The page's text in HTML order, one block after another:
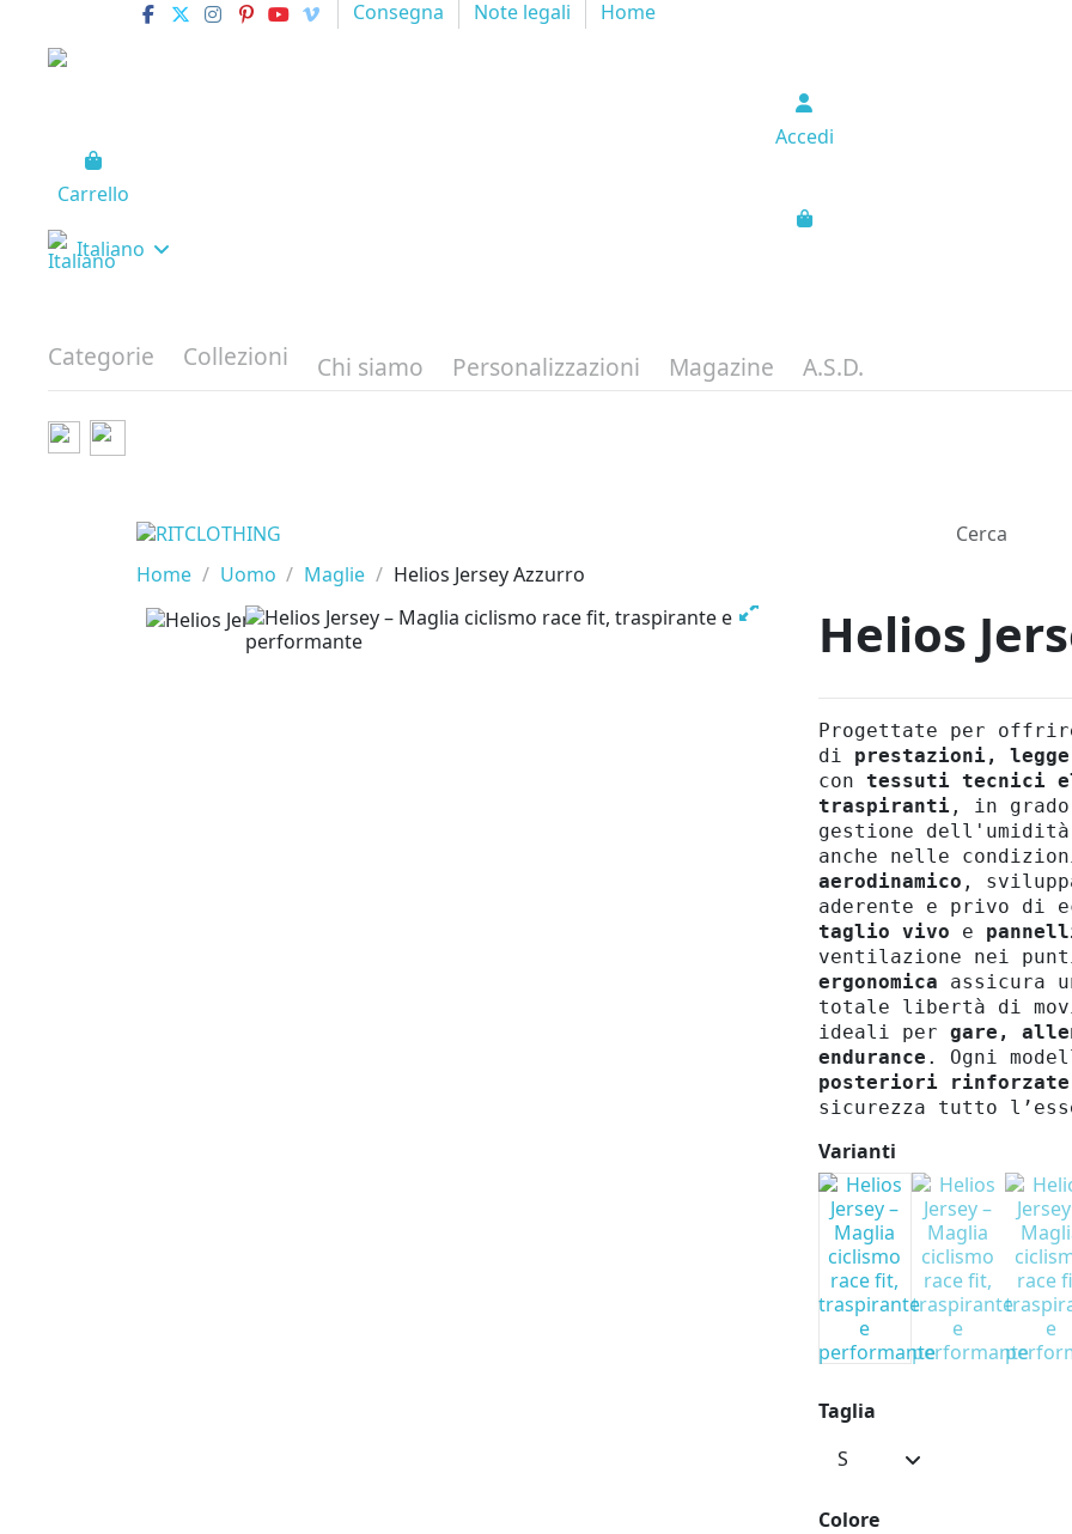
Consegna Note legali Home
Accedi
Carrello
Italiano
Categorie Collezioni Chi siamo Personalizzazioni Magazine A.S.D.
Home
Uomo Maglie Helios Jersey Azzurro
Helios
Progettate per
di prestazioni,
con tessuti tecnici
traspiranti , in
gestione dell'umidità
anche nelle
aerodinamico ,
aderente e privo di
taglio vivo
e
ventilazione nei
ergonomica
assicura
totale libertà di
ideali per gare,
endurance . Ogni
posteriori rinforzate
sicurezza tutto
Varianti
Taglia
Colore